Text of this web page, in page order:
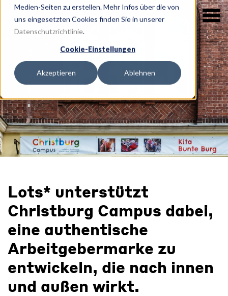
Medien-Seiten zu erstellen. Mehr Infos über die von
uns eingesetzten Cookies finden Sie in unserer
Datenschutzrichtlinie.
Cookie-Einstellungen
Akzeptieren Ablehnen
Lots* unterstützt
Christburg Campus dabei,
eine authentische
Arbeitgebermarke zu
entwickeln, die nach innen
und außen wirkt.